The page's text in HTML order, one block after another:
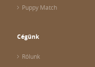
Puppy Match
Cégünk
Rólunk